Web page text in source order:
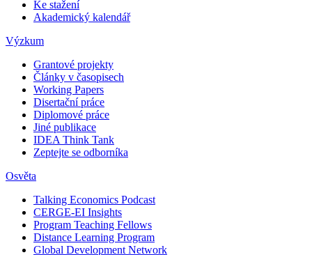
Ke stažení
Akademický kalendář
Výzkum
Grantové projekty
Články v časopisech
Working Papers
Disertační práce
Diplomové práce
Jiné publikace
IDEA Think Tank
Zeptejte se odborníka
Osvěta
Talking Economics Podcast
CERGE-EI Insights
Program Teaching Fellows
Distance Learning Program
Global Development Network